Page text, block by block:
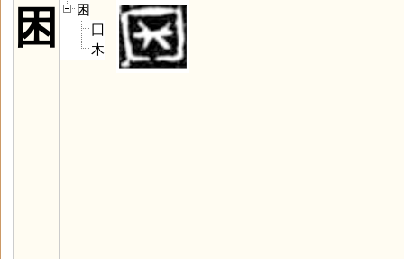
困
困
囗
木